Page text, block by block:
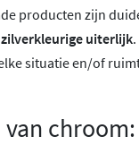
producten zijn
zilverkleurige uiterlijk
situatie en/of
chroom: